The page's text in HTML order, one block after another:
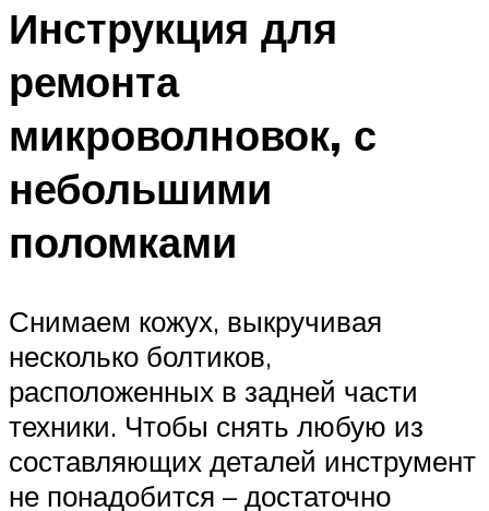
Инструкция для
ремонта
микроволновок, с
небольшими
поломками
Снимаем кожух, выкручивая
несколько болтиков,
расположенных в задней части
техники. Чтобы снять любую из
составляющих деталей инструмент
не понадобится – достаточно